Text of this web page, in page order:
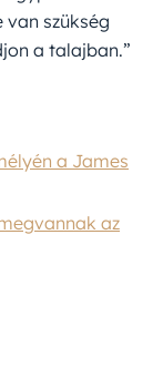
szükség
a talajban.”
a James
az